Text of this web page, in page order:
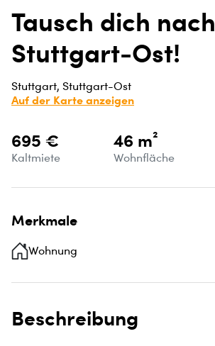
Tausch dich nach
Stuttgart-Ost!
Stuttgart, Stuttgart-Ost
Auf der Karte anzeigen
695 €
Kaltmiete
46 m²
Wohnfläche
Merkmale
Wohnung
Beschreibung